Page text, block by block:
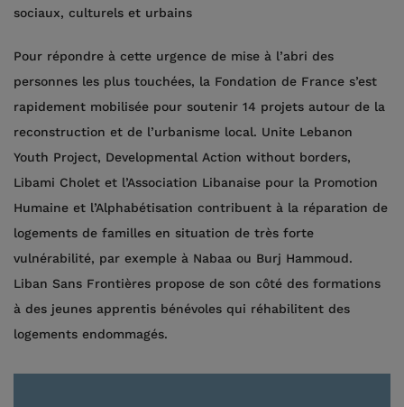
sociaux, culturels et urbains
Pour répondre à cette urgence de mise à l’abri des
personnes les plus touchées, la Fondation de France s’est
rapidement mobilisée pour soutenir 14 projets autour de la
reconstruction et de l’urbanisme local. Unite Lebanon
Youth Project, Developmental Action without borders,
Libami Cholet et l’Association Libanaise pour la Promotion
Humaine et l’Alphabétisation contribuent à la réparation de
logements de familles en situation de très forte
vulnérabilité, par exemple à Nabaa ou Burj Hammoud.
Liban Sans Frontières propose de son côté des formations
à des jeunes apprentis bénévoles qui réhabilitent des
logements endommagés.